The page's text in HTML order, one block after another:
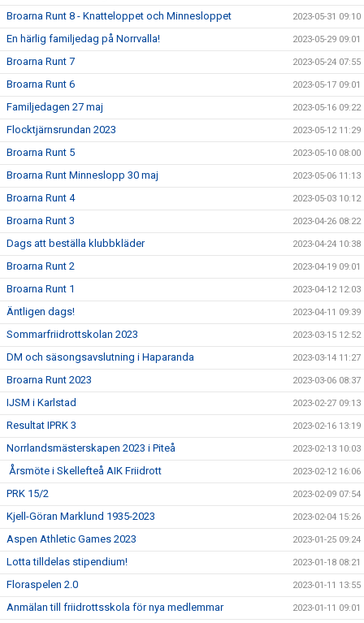
Broarna Runt 8 - Knatteloppet och Minnesloppet 2023-05-31 09:10
En härlig familjedag på Norrvalla! 2023-05-29 09:01
Broarna Runt 7 2023-05-24 07:55
Broarna Runt 6 2023-05-17 09:01
Familjedagen 27 maj 2023-05-16 09:22
Flocktjärnsrundan 2023 2023-05-12 11:29
Broarna Runt 5 2023-05-10 08:00
Broarna Runt Minneslopp 30 maj 2023-05-06 11:13
Broarna Runt 4 2023-05-03 10:12
Broarna Runt 3 2023-04-26 08:22
Dags att beställa klubbkläder 2023-04-24 10:38
Broarna Runt 2 2023-04-19 09:01
Broarna Runt 1 2023-04-12 12:03
Äntligen dags! 2023-04-11 09:39
Sommarfriidrottskolan 2023 2023-03-15 12:52
DM och säsongsavslutning i Haparanda 2023-03-14 11:27
Broarna Runt 2023 2023-03-06 08:37
IJSM i Karlstad 2023-02-27 09:13
Resultat IPRK 3 2023-02-16 13:19
Norrlandsmästerskapen 2023 i Piteå 2023-02-13 10:03
Årsmöte i Skellefteå AIK Friidrott 2023-02-12 16:06
PRK 15/2 2023-02-09 07:54
Kjell-Göran Marklund 1935-2023 2023-02-04 15:26
Aspen Athletic Games 2023 2023-01-25 09:24
Lotta tilldelas stipendium! 2023-01-18 08:21
Floraspelen 2.0 2023-01-11 13:55
Anmälan till friidrottsskola för nya medlemmar 2023-01-11 09:01